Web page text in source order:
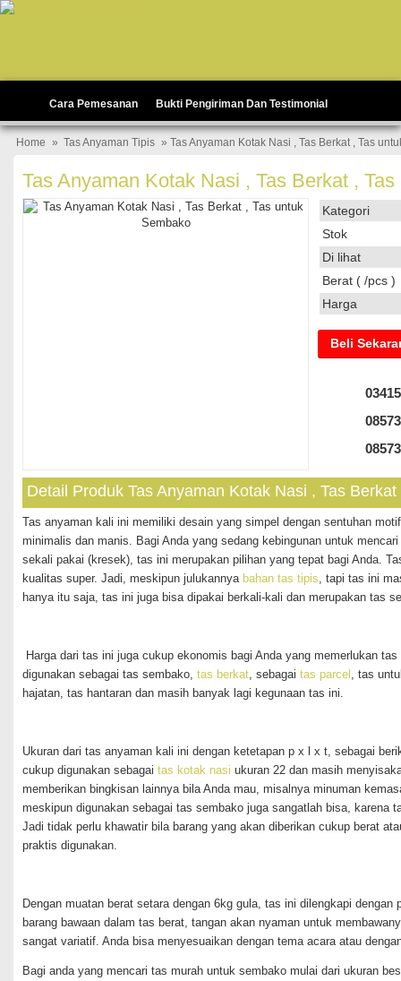
Cara Pemesanan Bukti Pengiriman Dan Testimonial
Home » Tas Anyaman Tipis » Tas Anyaman Kotak Nasi , Tas Berkat , Tas
Tas Anyaman Kotak Nasi , Tas Berkat ,
Kategori
Stok
Di lihat
Berat ( /pcs )
Harga
Beli
Detail Produk Tas Anyaman Kotak Nasi , Tas
Tas anyaman kali ini memiliki desain yang simpel dengan sentuhan
minimalis dan manis. Bagi Anda yang sedang kebingunan untuk
sekali pakai (kresek), tas ini merupakan pilihan yang tepat bagi Anda.
kualitas super. Jadi, meskipun julukannya bahan tas tipis, tapi tas ini
hanya itu saja, tas ini juga bisa dipakai berkali-kali dan merupakan tas
Harga dari tas ini juga cukup ekonomis bagi Anda yang memerlukan
digunakan sebagai tas sembako, tas berkat, sebagai tas parcel , tas
hajatan, tas hantaran dan masih banyak lagi kegunaan tas ini.
Ukuran dari tas anyaman kali ini dengan ketetapan p x l x t, sebagai
cukup digunakan sebagai tas kotak nasi ukuran 22 dan masih
memberikan bingkisan lainnya bila Anda mau, misalnya minuman
meskipun digunakan sebagai tas sembako juga sangatlah bisa, karena
Jadi tidak perlu khawatir bila barang yang akan diberikan cukup berat
praktis digunakan.
Dengan muatan berat setara dengan 6kg gula, tas ini dilengkapi
barang bawaan dalam tas berat, tangan akan nyaman untuk
sangat variatif. Anda bisa menyesuaikan dengan tema acara atau
Bagi anda yang mencari tas murah untuk sembako mulai dari ukuran